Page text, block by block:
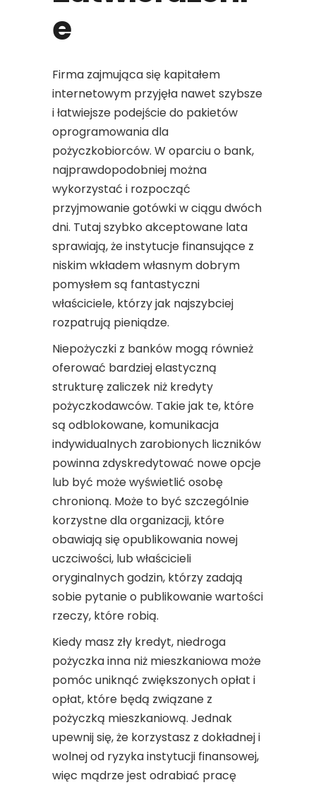
e
Firma zajmująca się kapitałem
internetowym przyjęła nawet szybsze
i łatwiejsze podejście do pakietów
oprogramowania dla
pożyczkobiorców. W oparciu o bank,
najprawdopodobniej można
wykorzystać i rozpocząć
przyjmowanie gotówki w ciągu dwóch
dni. Tutaj szybko akceptowane lata
sprawiają, że instytucje finansujące z
niskim wkładem własnym dobrym
pomysłem są fantastyczni
właściciele, którzy jak najszybciej
rozpatrują pieniądze.
Niepożyczki z banków mogą również
oferować bardziej elastyczną
strukturę zaliczek niż kredyty
pożyczkodawców. Takie jak te, które
są odblokowane, komunikacja
indywidualnych zarobionych liczników
powinna zdyskredytować nowe opcje
lub być może wyświetlić osobę
chronioną. Może to być szczególnie
korzystne dla organizacji, które
obawiają się opublikowania nowej
uczciwości, lub właścicieli
oryginalnych godzin, którzy zadają
sobie pytanie o publikowanie wartości
rzeczy, które robią.
Kiedy masz zły kredyt, niedroga
pożyczka inna niż mieszkaniowa może
pomóc uniknąć zwiększonych opłat i
opłat, które będą związane z
pożyczką mieszkaniową. Jednak
upewnij się, że korzystasz z dokładnej i
wolnej od ryzyka instytucji finansowej,
więc mądrze jest odrabiać pracę